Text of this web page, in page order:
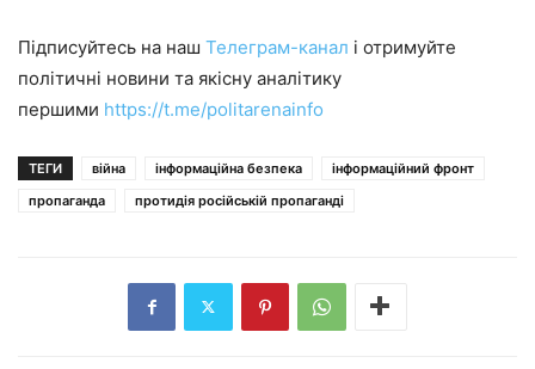
Підписуйтесь на наш Телеграм-канал і отримуйте
політичні новини та якісну аналітику
першими https://t.me/politarenainfo
ТЕГИ війна інформаційна безпека
інформаційний фронт
пропаганда
протидія російській пропаганді